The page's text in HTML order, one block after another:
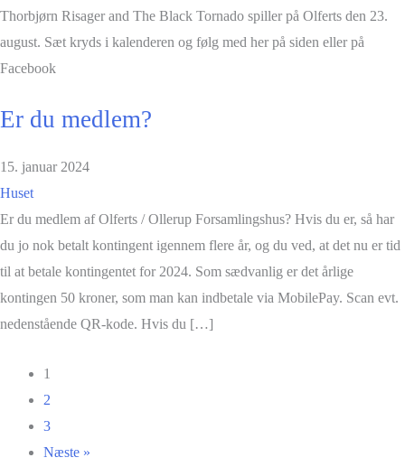
Thorbjørn Risager and The Black Tornado spiller på Olferts den 23.
august. Sæt kryds i kalenderen og følg med her på siden eller på
Facebook
Er du medlem?
15. januar 2024
Huset
Er du medlem af Olferts / Ollerup Forsamlingshus? Hvis du er, så har
du jo nok betalt kontingent igennem flere år, og du ved, at det nu er tid
til at betale kontingentet for 2024. Som sædvanlig er det årlige
kontingen 50 kroner, som man kan indbetale via MobilePay. Scan evt.
nedenstående QR-kode. Hvis du […]
1
2
3
Næste »